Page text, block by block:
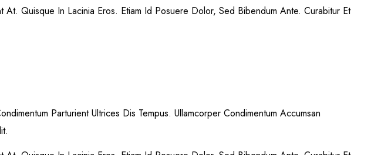
Quisque In Lacinia Eros. Etiam Id Posuere Dolor, Sed Bibendum Ante. Curabitur Et
Parturient Ultrices Dis Tempus. Ullamcorper Condimentum Accumsan